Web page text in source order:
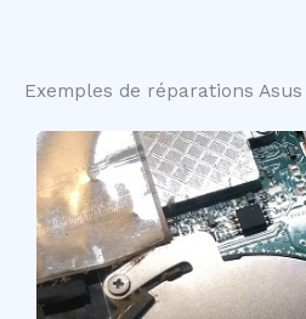
Exemples de réparations